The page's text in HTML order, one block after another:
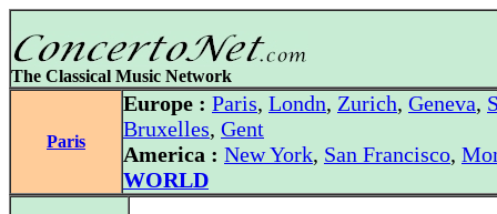
The Classical Music Network
Paris
Europe : Paris, Londn, Zurich, Geneva,
Bruxelles, Gent
America : New York, San Francisco,
WORLD